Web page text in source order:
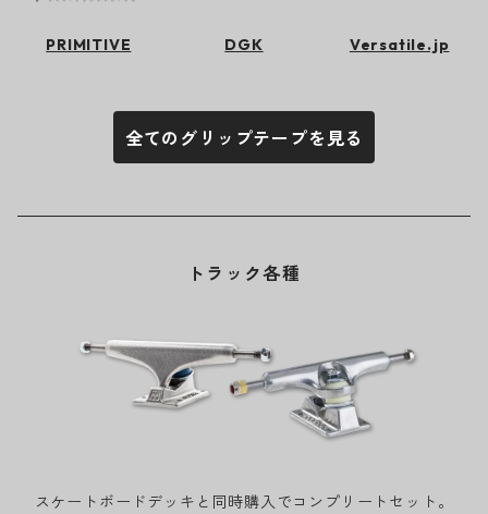
PRIMITIVE DGK Versatile.jp
全てのグリップテープを見る
トラック各種
スケートボードデッキと同時購入でコンプリートセット。